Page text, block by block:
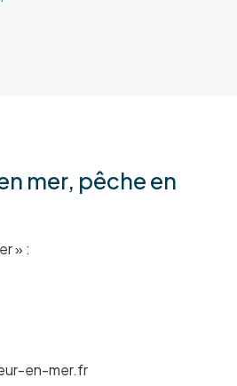
mer, pêche en
» :
en-mer.fr